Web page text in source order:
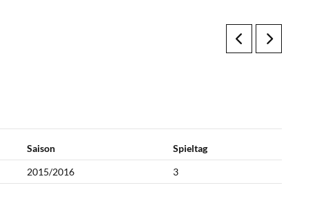
Saison
Spieltag
2015/2016 3